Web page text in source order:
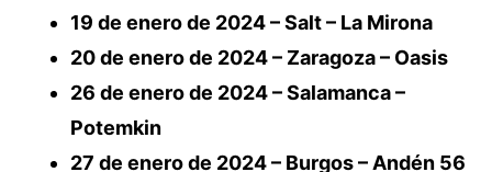
19 de enero de 2024 – Salt – La Mirona
20 de enero de 2024 – Zaragoza – Oasis
26 de enero de 2024 – Salamanca –
Potemkin
27 de enero de 2024 – Burgos – Andén 56